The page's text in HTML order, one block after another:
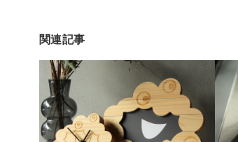
関連記事